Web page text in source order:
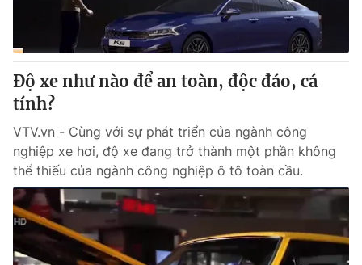
Độ xe như nào để an toàn, độc đáo, cá
tính?
VTV.vn - Cùng với sự phát triển của ngành công
nghiệp xe hơi, độ xe đang trở thành một phần không
thể thiếu của ngành công nghiệp ô tô toàn cầu.